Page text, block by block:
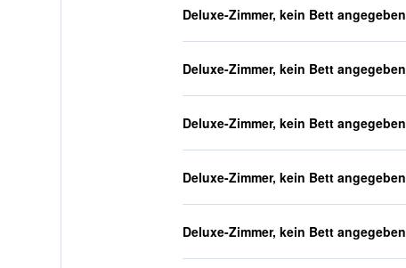
Deluxe-Zimmer, kein Bett angegeben
Deluxe-Zimmer, kein Bett angegeben
Deluxe-Zimmer, kein Bett angegeben
Deluxe-Zimmer, kein Bett angegeben
Deluxe-Zimmer, kein Bett angegeben